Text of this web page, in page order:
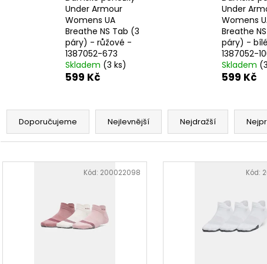
Under Armour
Womens UA
Breathe NS Tab (3
páry) - růžové -
1387052-673
Skladem (3 ks)
599 Kč
Under
Womens
Breathe
páry) -
1387052-
Skladem
599 Kč
Ř
z
Doporučujeme Nejlevnější Nejdražší
V
Kód: 200022098 Kód:
PÁNSKÉ TRIKO MANTO LOGO - ČERNÉ - PHANTOM
WHY SO
290 Kč